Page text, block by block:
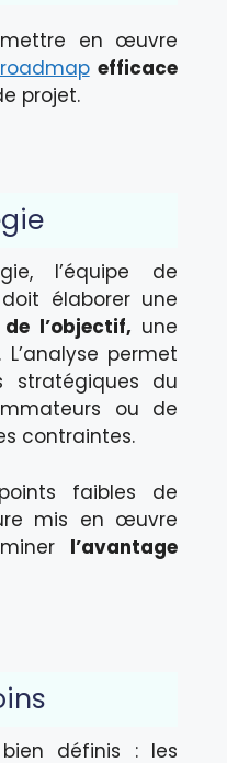
en œuvre
roadmap efficace
projet.
l’équipe de
élaborer une
l’objectif, une
permet
stratégiques du
ou de
contraintes.
faibles de
mis en œuvre
l’avantage
définis : les